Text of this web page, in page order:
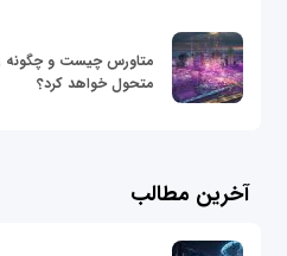
متاورس چیست و چگونه
متحول خواهد کرد؟
آخرین مطالب